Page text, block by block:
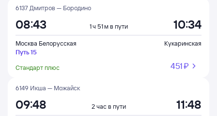
6137 Дмитров — Бородино
08:43 1 ч 51 м в пути 10:34
Москва Белорусская
Путь 15
Кукаринская
Стандарт плюс 451 ⁠₽
6149 Икша — Можайск
09:48 2 час в пути 11:48